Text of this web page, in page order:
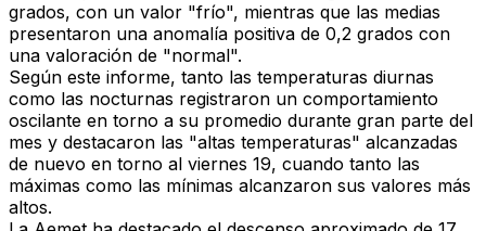
grados, con un valor "frío", mientras que las medias
presentaron una anomalía positiva de 0,2 grados con
una valoración de "normal".
Según este informe, tanto las temperaturas diurnas
como las nocturnas registraron un comportamiento
oscilante en torno a su promedio durante gran parte del
mes y destacaron las "altas temperaturas" alcanzadas
de nuevo en torno al viernes 19, cuando tanto las
máximas como las mínimas alcanzaron sus valores más
altos.